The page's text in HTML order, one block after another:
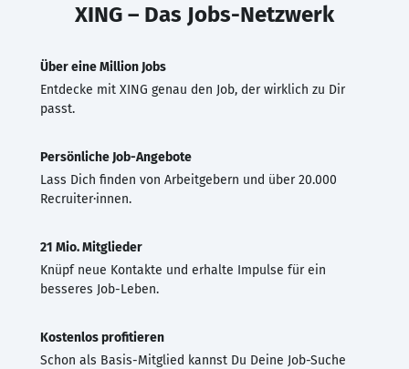
XING – Das Jobs-Netzwerk
Über eine Million Jobs
Entdecke mit XING genau den Job, der wirklich zu Dir
passt.
Persönliche Job-Angebote
Lass Dich finden von Arbeitgebern und über 20.000
Recruiter·innen.
21 Mio. Mitglieder
Knüpf neue Kontakte und erhalte Impulse für ein
besseres Job-Leben.
Kostenlos profitieren
Schon als Basis-Mitglied kannst Du Deine Job-Suche